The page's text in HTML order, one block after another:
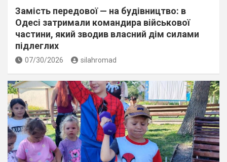
Замість передової — на будівництво: в
Одесі затримали командира військової
частини, який зводив власний дім силами
підлеглих
07/30/2026 silahromad